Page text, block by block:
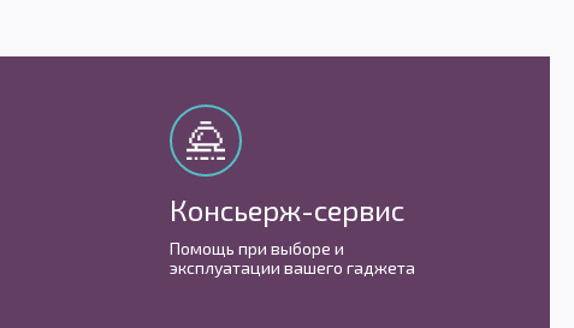
Консьерж-сервис
Помощь при выборе и
эксплуатации вашего гаджета